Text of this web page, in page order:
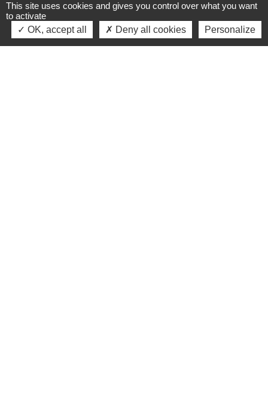
Informations pratiques
Déchetterie
Appeler
la Mairie
Contacter
la mairie
This site uses cookies and gives you control over what you want
to activate
OK, accept all
Deny all cookies Personalize